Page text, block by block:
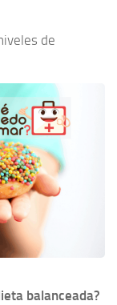
de
balanceada?